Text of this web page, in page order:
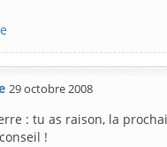
29 octobre 2008
: tu as raison, la
!